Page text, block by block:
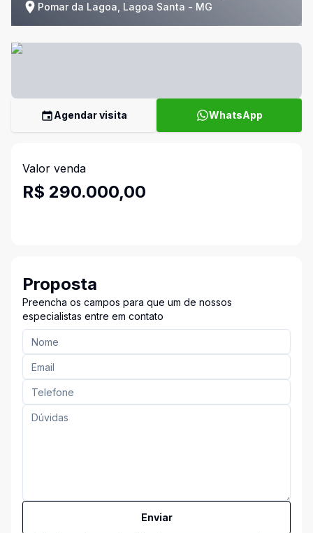
Pomar da Lagoa, Lagoa Santa - MG
Agendar visita WhatsApp
Valor venda
R$ 290.000,00
Proposta
Preencha os campos para que um de nossos
especialistas entre em contato
Enviar